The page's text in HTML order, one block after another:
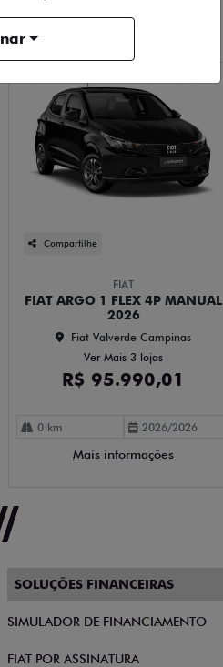
Compartilhe
FIAT
FIAT ARGO 1 FLEX 4P MANUAL
2026
Fiat Valverde Campinas
Ver Mais 3 lojas
R$ 95.990,01
0 km 2026/2026
Mais informações
SOLUÇÕES FINANCEIRAS
SIMULADOR DE FINANCIAMENTO
FIAT POR ASSINATURA